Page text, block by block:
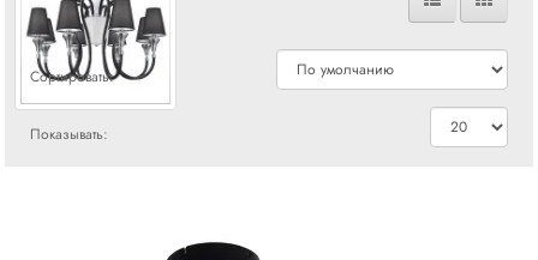
Сортировать:
Показывать: